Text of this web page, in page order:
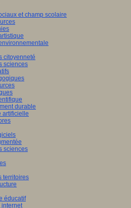
et champ scolaire
citoyenneté
sciences
durable
artificielle
sciences
territoires
éducatif
internet